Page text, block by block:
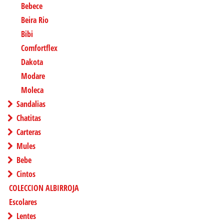
Bebece
Beira Rio
Bibi
Comfortflex
Dakota
Modare
Moleca
Sandalias
Chatitas
Carteras
Mules
Bebe
Cintos
COLECCION ALBIRROJA
Escolares
Lentes